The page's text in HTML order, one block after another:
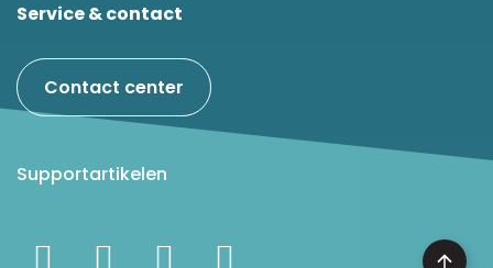
Service & contact
Contact center
Supportartikelen